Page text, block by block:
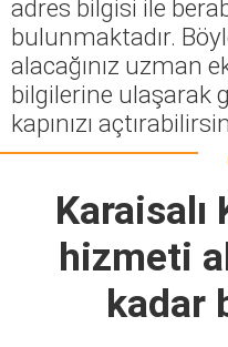
adres bilgisi ile
bulunmaktadır.
alacağınız uzman
bilgilerine ulaşarak
kapınızı
hizmeti
kadar